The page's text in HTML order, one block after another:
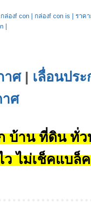
กล่องf con| กล่องf con is |ราค
าศ| เลื่อนปร
ศ
บ้าน ที่ดิน ทั่ว
ว ไม่เช็คแบล็